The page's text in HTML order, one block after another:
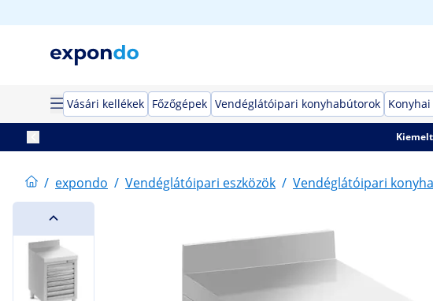
Vásári kellékek Főzőgépek Vendéglátóipari konyhabútorok
/ expondo / Vendéglátóipari eszközök / Vendéglátóipari